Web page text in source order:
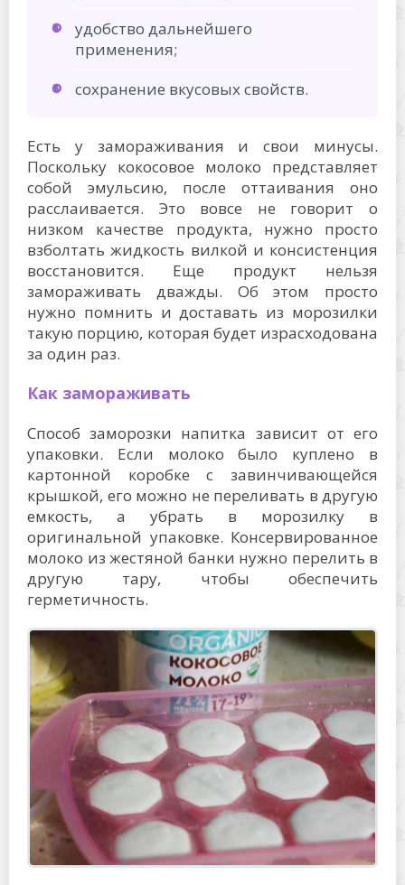
удобство дальнейшего
применения;
сохранение вкусовых свойств.
Есть у замораживания и свои минусы.
Поскольку кокосовое молоко представляет
собой эмульсию, после оттаивания оно
расслаивается. Это вовсе не говорит о
низком качестве продукта, нужно просто
взболтать жидкость вилкой и консистенция
восстановится. Еще продукт нельзя
замораживать дважды. Об этом просто
нужно помнить и доставать из морозилки
такую порцию, которая будет израсходована
за один раз.
Как замораживать
Способ заморозки напитка зависит от его
упаковки. Если молоко было куплено в
картонной коробке с завинчивающейся
крышкой, его можно не переливать в другую
емкость, а убрать в морозилку в
оригинальной упаковке. Консервированное
молоко из жестяной банки нужно перелить в
другую тару, чтобы обеспечить
герметичность.